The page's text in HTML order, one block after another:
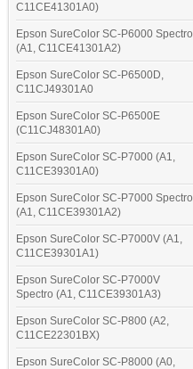
C11CE41301A0)
Epson SureColor SC-P6000 Spectro
(A1, C11CE41301A2)
Epson SureColor SC-P6500D,
C11CJ49301A0
Epson SureColor SC-P6500E
(C11CJ48301A0)
Epson SureColor SC-P7000 (A1,
C11CE39301A0)
Epson SureColor SC-P7000 Spectro
(A1, C11CE39301A2)
Epson SureColor SC-P7000V (A1,
C11CE39301A1)
Epson SureColor SC-P7000V
Spectro (A1, C11CE39301A3)
Epson SureColor SC-P800 (A2,
C11CE22301BX)
Epson SureColor SC-P8000 (A0,